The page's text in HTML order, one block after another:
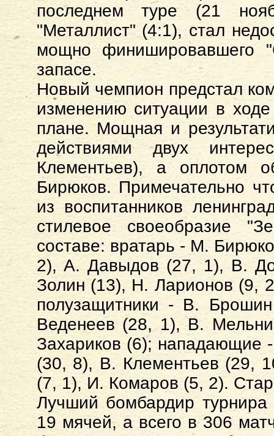
последнем туре (21
"Металлист" (4:1), стал
мощно финишировавшего
запасе.
Новый чемпион предстал
изменению ситуации в
плане. Мощная и
действиями двух
Клементьев), а оплотом
Бирюков. Примечательно
из воспитанников
стилевое своеобразие
составе: вратарь - М.
2), А. Давыдов (27, 1), В.
Золин (13), Н. Ларионов (9,
полузащитники - В.
Веденеев (28, 1), В.
Захариков (6);
(30, 8), В. Клементьев (29,
(7, 1), И. Комаров (5, 2).
Лучший бомбардир
19 мячей, а всего в 306